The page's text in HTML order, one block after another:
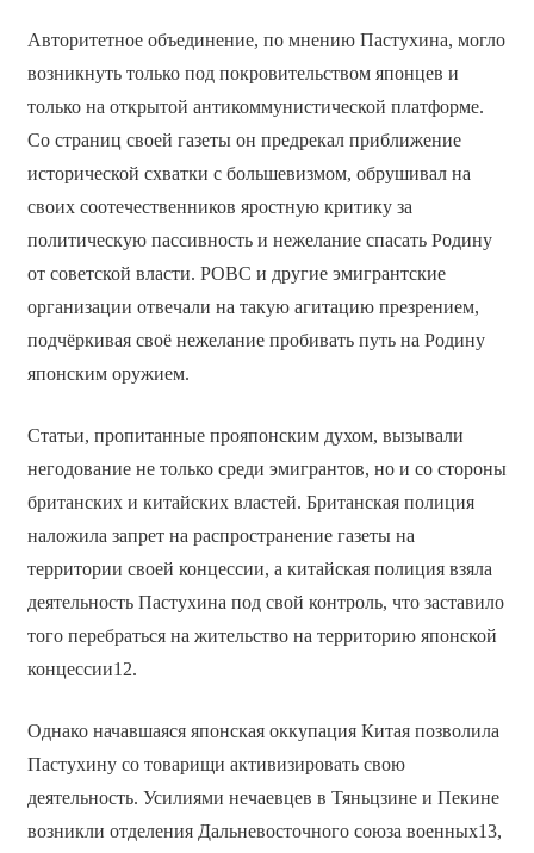
Авторитетное объединение, по мнению Пастухина, могло
возникнуть только под покровительством японцев и
только на открытой антикоммунистической платформе.
Со страниц своей газеты он предрекал приближение
исторической схватки с большевизмом, обрушивал на
своих соотечественников яростную критику за
политическую пассивность и нежелание спасать Родину
от советской власти. РОВС и другие эмигрантские
организации отвечали на такую агитацию презрением,
подчёркивая своё нежелание пробивать путь на Родину
японским оружием.
Статьи, пропитанные прояпонским духом, вызывали
негодование не только среди эмигрантов, но и со стороны
британских и китайских властей. Британская полиция
наложила запрет на распространение газеты на
территории своей концессии, а китайская полиция взяла
деятельность Пастухина под свой контроль, что заставило
того перебраться на жительство на территорию японской
концессии12.
Однако начавшаяся японская оккупация Китая позволила
Пастухину со товарищи активизировать свою
деятельность. Усилиями нечаевцев в Тяньцзине и Пекине
возникли отделения Дальневосточного союза военных13,